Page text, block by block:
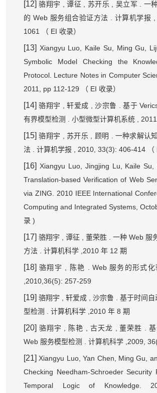
[12]骆翔宇 ,谭征 苏开乐 吴立军
一
的 Web 服务组合验证方法 计算机学报
1061
（ EI 收录）
[13] Xiangyu Luo, Kaile Su, Ming Gu,
Symbolic Model Checking the
Protocol. Lecture Notes in Computer
2011, pp 112-129
（ EI 收录）
[14]骆翔宇 ,轩爱成 ,沙宗鲁 .基于
有界模型检测
小型微型计算机系统,
[15]骆翔宇 苏开乐 顾明
一种求解认
法. 计算机学报 , 2010, 33(3): 406-414 （
[16] Xiangyu Luo, Jingjing Lu, Kaile Su,
Translation-based Verification of Web
via ZING. 2010 IEEE International
Computing and Integrated Systems,
录)
[17] 骆翔宇 谭征 董荣胜 .一种 Web 服
方法. 计算机科学,2010 年12 期
[18]骆翔宇 陈艳 . Web 服务的形式化
,2010,36(5): 257-259
[19] 骆翔宇 轩爱成 ,沙宗鲁 .基于时间自
型检测
计算机科学,2010 年8 期
[20] 骆翔宇 陈艳 古天龙 ,董荣胜
Web 服务模型检测 计算机科学,2009,
[21] Xiangyu Luo, Yan Chen, Ming Gu,
Checking Needham-Schroeder Security
Temporal Logic of Knowledge.